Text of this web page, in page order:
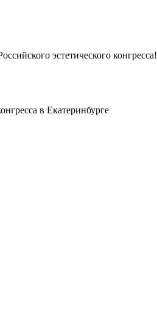
эстетического конгресса!
в Екатеринбурге